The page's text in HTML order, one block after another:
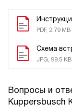
PDF, 2.79 MB
Схема
JPG, 99.5 KB
Вопросы и
Kuppersbusch